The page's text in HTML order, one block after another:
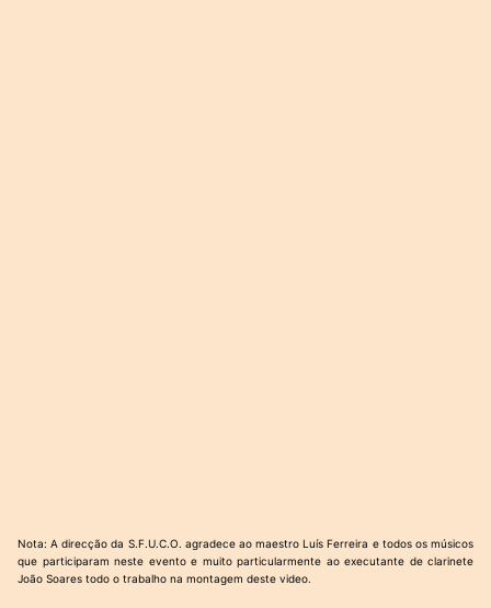
Nota: A direcção da S.F.U.C.O. agradece ao maestro Luís Ferreira e todos os músicos
que participaram neste evento e muito particularmente ao executante de clarinete
João Soares todo o trabalho na montagem deste video.